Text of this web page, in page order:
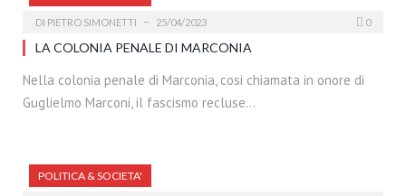
DI PIETRO SIMONETTI 25/04/2023 0
LA COLONIA PENALE DI MARCONIA
Nella colonia penale di Marconia, cosi chiamata in onore di
Guglielmo Marconi, il fascismo recluse…
POLITICA & SOCIETA'